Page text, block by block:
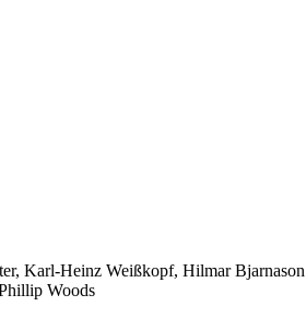
Karl-Heinz Weißkopf, Hilmar Bjarnason
Woods